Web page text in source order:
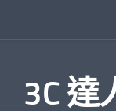
3C 達